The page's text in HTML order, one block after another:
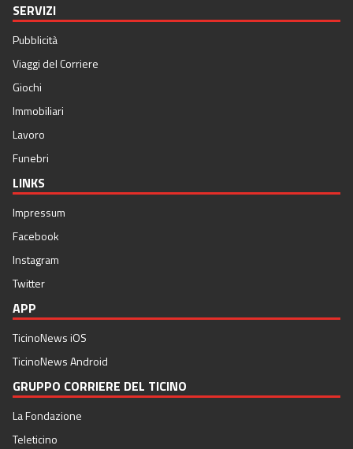
SERVIZI
Pubblicità
Viaggi del Corriere
Giochi
Immobiliari
Lavoro
Funebri
LINKS
Impressum
Facebook
Instagram
Twitter
APP
TicinoNews iOS
TicinoNews Android
GRUPPO CORRIERE DEL TICINO
La Fondazione
Teleticino